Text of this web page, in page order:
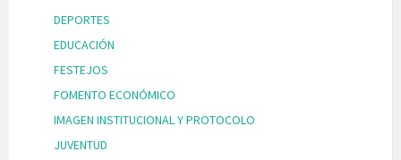
DEPORTES
EDUCACIÓN
FESTEJOS
FOMENTO ECONÓMICO
IMAGEN INSTITUCIONAL Y PROTOCOLO
JUVENTUD